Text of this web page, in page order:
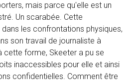
mais parce qu'elle est un
Un scarabée. Cette
les confrontations physiques,
son travail de journaliste à
cette forme, Skeeter a pu se
inaccessibles pour elle et ainsi
confidentielles. Comment être